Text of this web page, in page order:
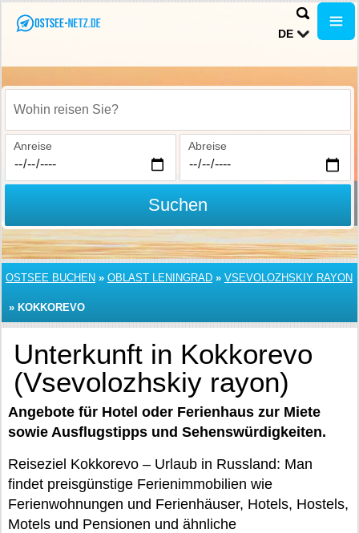
DE
Wohin reisen Sie?
Anreise Abreise
Suchen
OSTSEE BUCHEN » OBLAST LENINGRAD » VSEVOLOZHSKIY RAYON
» KOKKOREVO
Unterkunft in Kokkorevo
(Vsevolozhskiy rayon)
Angebote für Hotel oder Ferienhaus zur Miete
sowie Ausflugstipps und Sehenswürdigkeiten.
Reiseziel Kokkorevo – Urlaub in Russland: Man
findet preisgünstige Ferienimmobilien wie
Ferienwohnungen und Ferienhäuser, Hotels, Hostels,
Motels und Pensionen und ähnliche